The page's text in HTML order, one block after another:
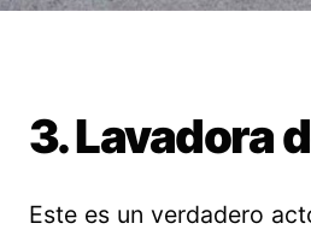
3. Lavadora
Este es un verdadero